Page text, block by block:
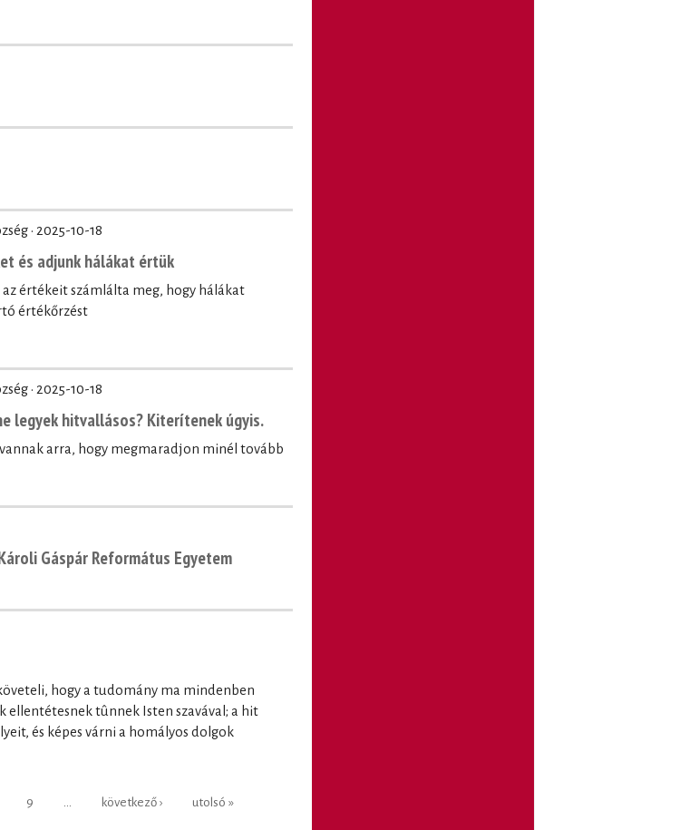
· 2025-10-18
és adjunk hálákat értük
az értékeit számlálta meg, hogy hálákat
értékőrzést
· 2025-10-18
legyek hitvallásos? Kiterítenek úgyis.
arra, hogy megmaradjon minél tovább
Gáspár Református Egyetem
hogy a tudomány ma mindenben
ellentétesnek tûnnek Isten szavával; a hit
és képes várni a homályos dolgok
9 következő › utolsó »